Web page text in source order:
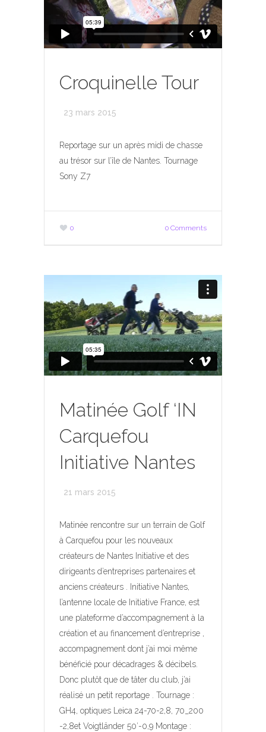
Croquinelle Tour
23 mars 2015
Reportage sur un après midi de chasse
au trésor sur l’île de Nantes. Tournage
Sony Z7
0 0 Comments
Matinée Golf ‘IN
Carquefou
Initiative Nantes
21 mars 2015
Matinée rencontre sur un terrain de Golf
à Carquefou pour les nouveaux
créateurs de Nantes Initiative et des
dirigeants d’entreprises partenaires et
anciens créateurs . Initiative Nantes,
l’antenne locale de Initiative France, est
une plateforme d’accompagnement à la
création et au financement d’entreprise ,
accompagnement dont j’ai moi même
bénéficié pour décadrages & décibels.
Donc plutôt que de tâter du club, j’ai
réalisé un petit reportage . Tournage :
GH4, optiques Leica 24-70-2,8, 70_200
-2,8et Voigtländer 50′-0,9 Montage :